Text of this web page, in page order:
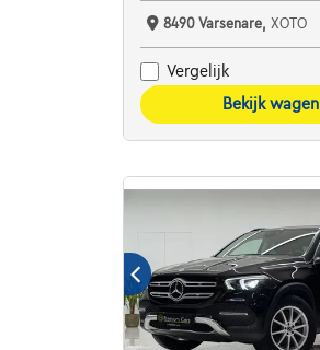
8490 Varsenare, XOTO
Vergelijk
Bekijk wagen